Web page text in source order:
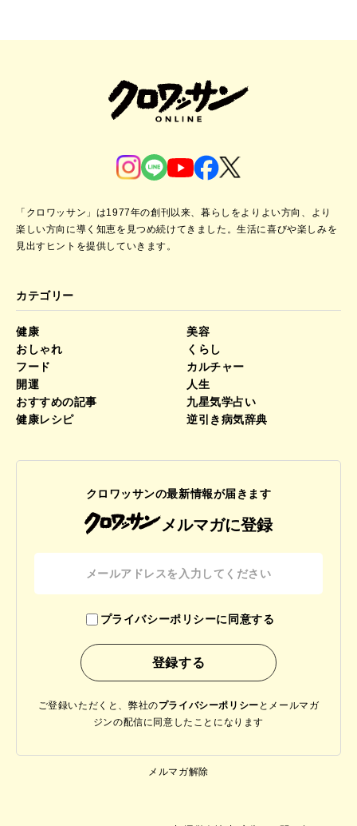
「クロワッサン」は1977年の創刊以来、暮らしをよりよい方向、より
楽しい方向に導く知恵を見つめ続けてきました。生活に喜びや楽しみを
見出すヒントを提供していきます。
カテゴリー
健康
美容
おしゃれ
くらし
フード
カルチャー
開運
人生
おすすめの記事
九星気学占い
健康レシピ
逆引き病気辞典
クロワッサンの最新情報が届きます
メルマガに登録
プライバシーポリシーに同意する
ご登録いただくと、弊社のプライバシーポリシー と メールマガ
ジンの配信に同意したことになります
メルマガ解除